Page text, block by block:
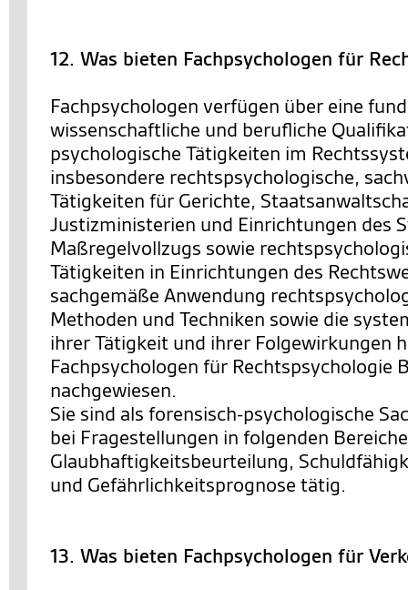
12. Was bieten Fachpsychologen für
Fachpsychologen verfügen über eine
wissenschaftliche und berufliche
psychologische Tätigkeiten im
insbesondere rechtspsychologische,
Tätigkeiten für Gerichte,
Justizministerien und Einrichtungen des
Maßregelvollzugs sowie
Tätigkeiten in Einrichtungen des
sachgemäße Anwendung
Methoden und Techniken sowie die
ihrer Tätigkeit und ihrer Folgewirkungen
Fachpsychologen für Rechtspsychologie
nachgewiesen.
Sie sind als forensisch-psychologische
bei Fragestellungen in folgenden
Glaubhaftigkeitsbeurteilung,
und Gefährlichkeitsprognose tätig.
13. Was bieten Fachpsychologen für